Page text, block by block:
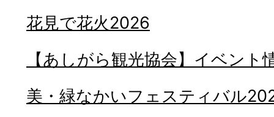
花見で花火2026
【あしがら観光協会】イベント
美・緑なかいフェスティバル